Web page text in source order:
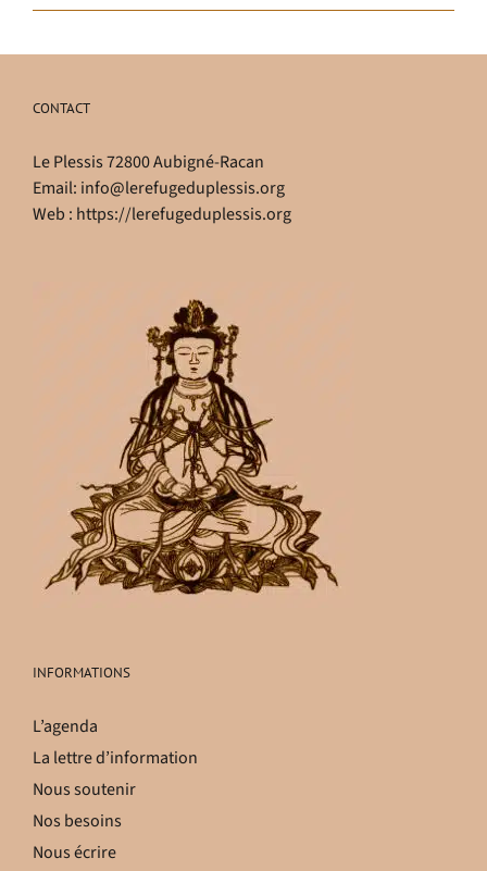
CONTACT
Le Plessis 72800 Aubigné-Racan
Email: info@lerefugeduplessis.org
Web : https://lerefugeduplessis.org
INFORMATIONS
L’agenda
La lettre d’information
Nous soutenir
Nos besoins
Nous écrire